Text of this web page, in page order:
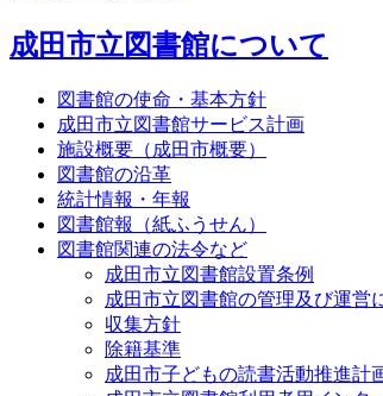
成田市立図書館について
図書館の使命・基本方針
成田市立図書館サービス計画
施設概要（成田市概要）
図書館の沿革
統計情報・年報
図書館報（紙ふうせん）
図書館関連の法令など
成田市立図書館設置条例
成田市立図書館の管理及び運営
収集方針
除籍基準
成田市子どもの読書活動推進計